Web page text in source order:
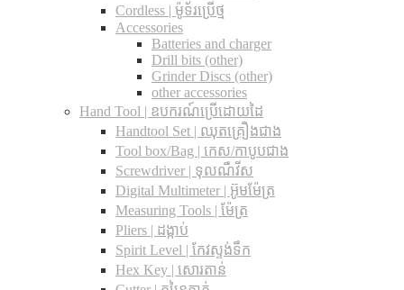
Cordless​ | ម៉ូទ័រប្រើថ្ម
Accessories
Batteries and charger
Drill bits (other)
Grinder Discs (other)
other accessories
Hand Tool | ឧបករណ៍ប្រើដោយដៃ
Handtool Set | ឈុតគ្រឿងជាង
Tool box/Bag | កេស/កាបូបជាង
Screwdriver | ទុលណឺវីស
Digital Multimeter | អ៊ូមម៉ែត្រ
Measuring Tools | ម៉ែត្រ
Pliers | ដង្កាប់
Spirit Level | កែវស្ទង់ទឹក
Hex Key | សោរតាន់